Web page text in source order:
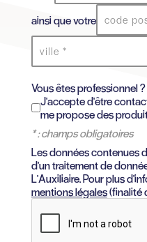
ainsi que votre
Vous êtes professionnel ?
J'accepte d'être
me propose des
* : champs obligatoires
Les données contenues
d'un traitement de
L'Auxiliaire. Pour plus
mentions légales(finalité